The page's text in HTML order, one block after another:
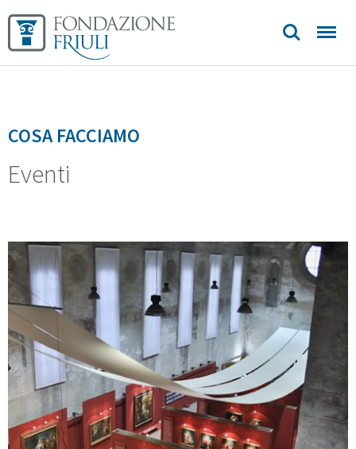
Longobardi
Biblioteca
COSA FACCIAMO
Eventi